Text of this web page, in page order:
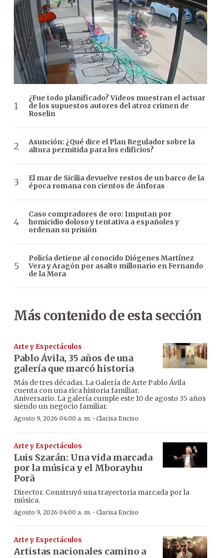
¿Fue todo planificado? Videos muestran el actuar
de los supuestos autores del atroz crimen de
Roselin
Asunción: ¿Qué dice el Plan Regulador sobre la
altura permitida para los edificios?
El mar de Sicilia devuelve restos de un barco de la
época romana con cientos de ánforas
Caso compradores de oro: Imputan por
homicidio doloso y tentativa a españoles y
ordenan su prisión
Policía detiene al conocido Diógenes Martínez
Vera y Aragón por asalto millonario en Fernando
de la Mora
Más contenido de esta sección
Arte y Espectáculos
Pablo Ávila, 35 años de una
galería que marcó historia
Más de tres décadas. La Galería de Arte Pablo Ávila
cuenta con una rica historia familiar.
Aniversario. La galería cumple este 10 de agosto 35 años
siendo un negocio familiar.
Agosto 9, 2026 04:00 a. m. · Clarisa Enciso
Arte y Espectáculos
Luis Szarán: Una vida marcada
por la música y el Mborayhu
Porã
Director. Construyó una trayectoria marcada por la
música.
Agosto 9, 2026 04:00 a. m. · Clarisa Enciso
Arte y Espectáculos
Artistas nacionales camino a